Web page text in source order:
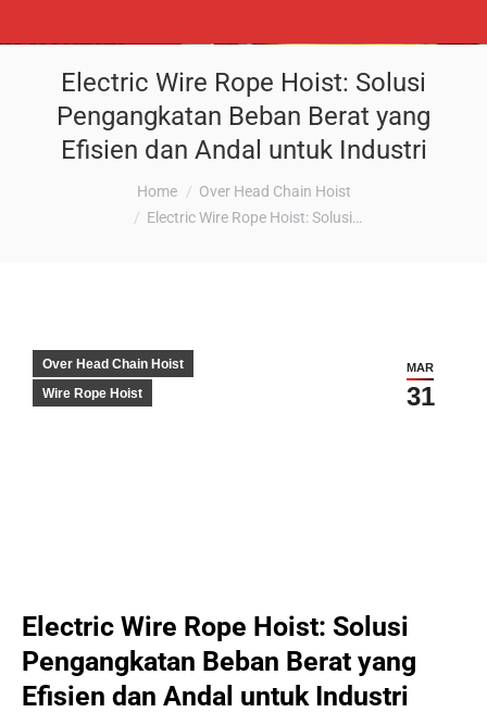
Electric Wire Rope Hoist: Solusi
Pengangkatan Beban Berat yang
Efisien dan Andal untuk Industri
Home
Over Head Chain Hoist
Electric Wire Rope Hoist: Solusi…
MAR
31
Over Head Chain Hoist
Wire Rope Hoist
Electric Wire Rope Hoist: Solusi
Pengangkatan Beban Berat yang
Efisien dan Andal untuk Industri